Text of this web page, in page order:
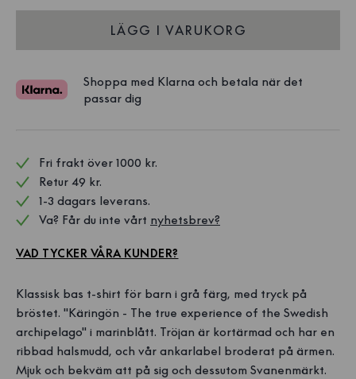
LÄGG I VARUKORG
Shoppa med Klarna och betala när det
passar dig
Fri frakt över 1000 kr.
Retur 49 kr.
1-3 dagars leverans.
Va? Får du inte vårt nyhetsbrev?
VAD TYCKER VÅRA KUNDER?
Klassisk bas t-shirt för barn i grå färg, med tryck på
bröstet. "Käringön - The true experience of the Swedish
archipelago" i marinblått. Tröjan är kortärmad och har en
ribbad halsmudd, och vår ankarlabel broderat på ärmen.
Mjuk och bekväm att på sig och dessutom Svanenmärkt.